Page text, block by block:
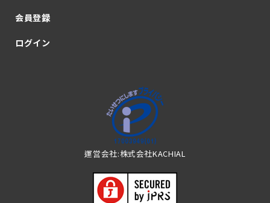
会員登録
ログイン
運営会社:株式会社KACHIAL